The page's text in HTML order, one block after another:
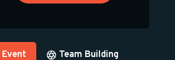
Event Team Building